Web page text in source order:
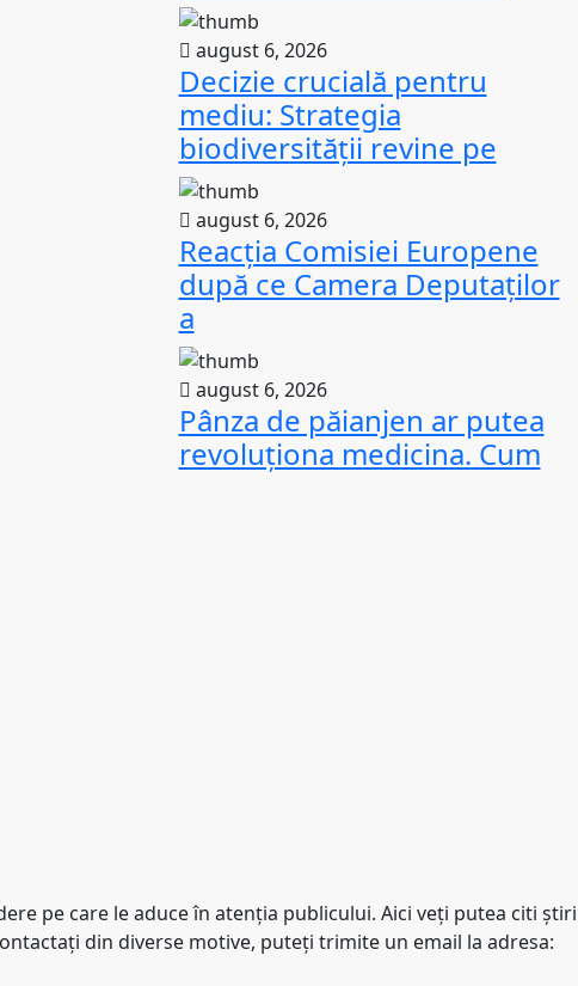
august 6, 2026
Decizie crucială pentru
mediu: Strategia
biodiversității revine pe
august 6, 2026
Reacția Comisiei Europene
după ce Camera Deputaților
a
august 6, 2026
Pânza de păianjen ar putea
revoluționa medicina. Cum
pe care le aduce în atenţia publicului. Aici veţi putea citi ştiri
din diverse motive, puteţi trimite un email la adresa: